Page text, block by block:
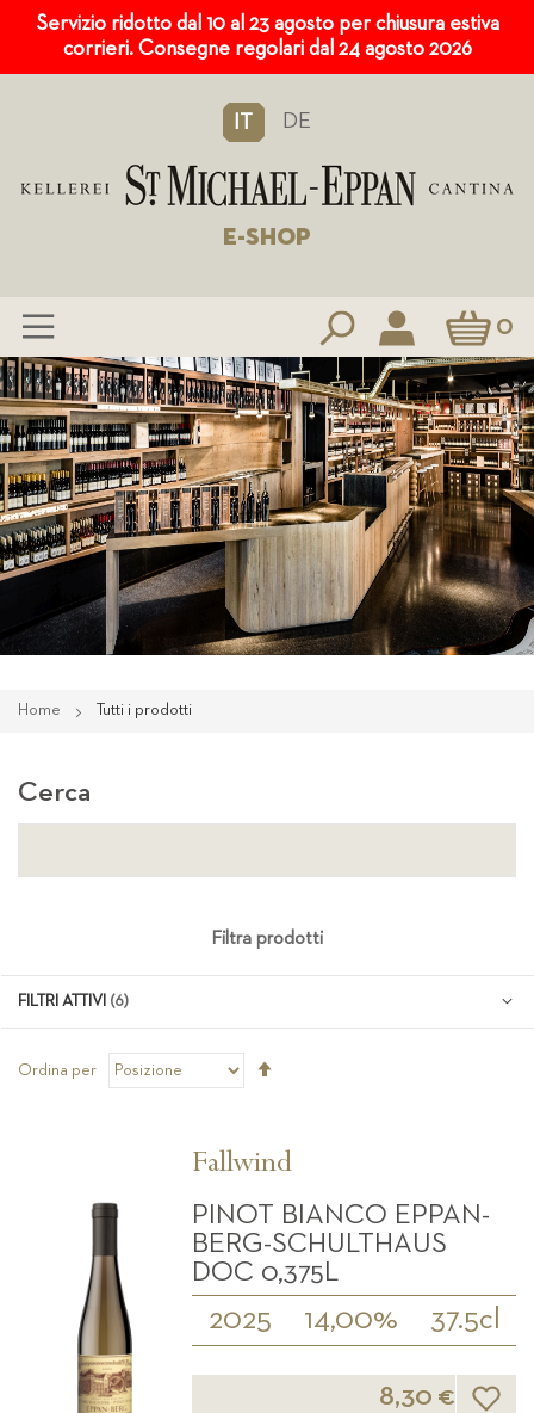
Servizio ridotto dal 10 al 23 agosto per chiusura estiva
corrieri. Consegne regolari dal 24 agosto 2026
IT DE
E-SHOP
Carrello0
Salta
al
contenuto
Home Tutti i prodotti
Ordina per
Fallwind
PINOT BIANCO EPPAN-
BERG-SCHULTHAUS
DOC 0,375L
2025 14,00% 37.5cl
8,30 € Lista
Cerca
Filtra prodotti
FILTRI ATTIVI